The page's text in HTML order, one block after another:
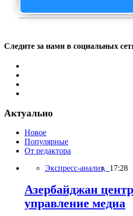
Следите за нами в социальных
Актуально
Новое
Популярные
От редактора
Экспресс-анализ, 17:28
Азербайджан
управление медиа